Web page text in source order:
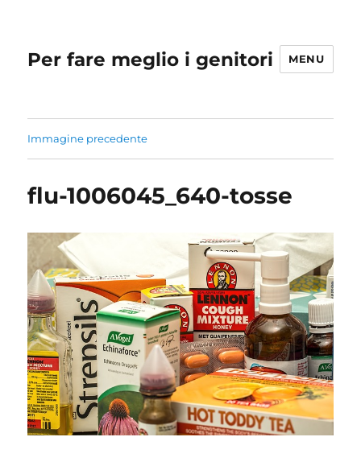
Per fare meglio i genitori MENU
Immagine precedente
flu-1006045_640-tosse